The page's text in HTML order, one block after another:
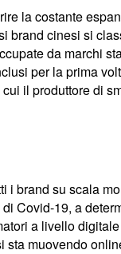
la costante
brand cinesi si
da marchi
per la prima
il produttore di
i brand su scala
Covid-19, a
a livello
muovendo